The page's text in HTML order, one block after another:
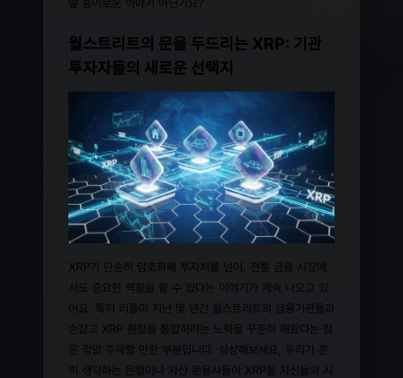
월스트리트의 문을 두드리는 XRP: 기관
투자자들의 새로운 선택지
XRP가 단순히 암호화폐 투자처를 넘어, 전통 금융 시장에
서도 중요한 역할을 할 수 있다는 이야기가 계속 나오고 있
어요. 특히 리플이 지난 몇 년간 월스트리트의 금융기관들과
손잡고 XRP 원장을 통합하려는 노력을 꾸준히 해왔다는 점
은 정말 주목할 만한 부분입니다. 상상해보세요, 우리가 흔
히 생각하는 은행이나 자산 운용사들이 XRP를 자신들의 시